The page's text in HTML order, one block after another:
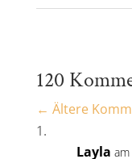
120
← Ältere
Layla